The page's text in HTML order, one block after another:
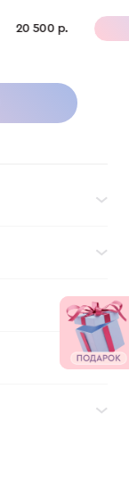
20 500 р.